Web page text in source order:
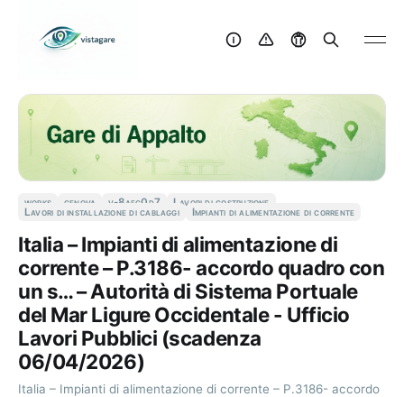
works genova v-8aec0d7 Lavori di costruzione
Lavori di installazione di cablaggi Impianti di alimentazione di corrente
Italia – Impianti di alimentazione di
corrente – P.3186- accordo quadro con
un s… – Autorità di Sistema Portuale
del Mar Ligure Occidentale - Ufficio
Lavori Pubblici (scadenza
06/04/2026)
Italia – Impianti di alimentazione di corrente – P.3186- accordo